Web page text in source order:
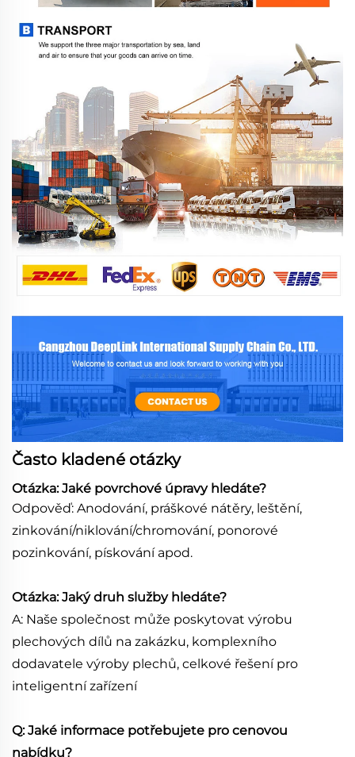
Často kladené otázky
Otázka: Jaké povrchové úpravy hledáte?
Odpověď: Anodování, práškové nátěry, leštění,
zinkování/niklování/chromování, ponorové
pozinkování, pískování apod.
Otázka: Jaký druh služby hledáte?
A: Naše společnost může poskytovat výrobu
plechových dílů na zakázku, komplexního
dodavatele výroby plechů, celkové řešení pro
inteligentní zařízení
Q: Jaké informace potřebujete pro cenovou
nabídku?